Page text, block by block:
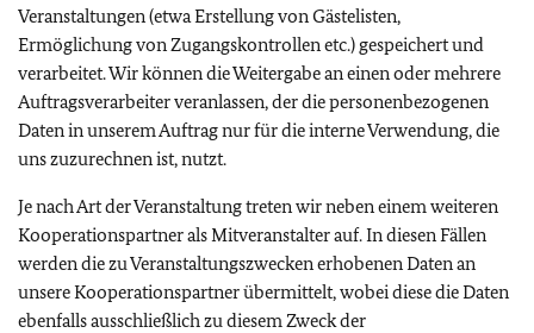
Veranstaltungen (etwa Erstellung von Gästelisten,
Ermöglichung von Zugangskontrollen etc.) gespeichert und
verarbeitet. Wir können die Weitergabe an einen oder mehrere
Auftragsverarbeiter veranlassen, der die personenbezogenen
Daten in unserem Auftrag nur für die interne Verwendung, die
uns zuzurechnen ist, nutzt.
Je nach Art der Veranstaltung treten wir neben einem weiteren
Kooperationspartner als Mitveranstalter auf. In diesen Fällen
werden die zu Veranstaltungszwecken erhobenen Daten an
unsere Kooperationspartner übermittelt, wobei diese die Daten
ebenfalls ausschließlich zu diesem Zweck der